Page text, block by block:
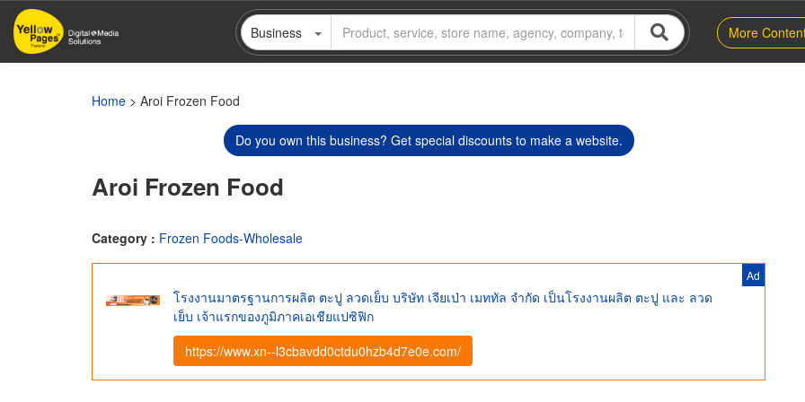
Skip
main
Business More
Home > Aroi Frozen Food
Do you own this business? Get special discounts to make a website.
Aroi Frozen Food
Category : Frozen Foods-Wholesale
Ad
โรงงานมาตรฐานการผลิต ตะปู ลวดเย็บ บริษัท เจียเป่า เมททัล จำกัด เป็นโรงงานผลิต ตะปู และ ลวด
เย็บ เจ้าแรกของภูมิภาคเอเชียแปซิฟิก
https://www.xn--l3cbavdd0ctdu0hzb4d7e0e.com/